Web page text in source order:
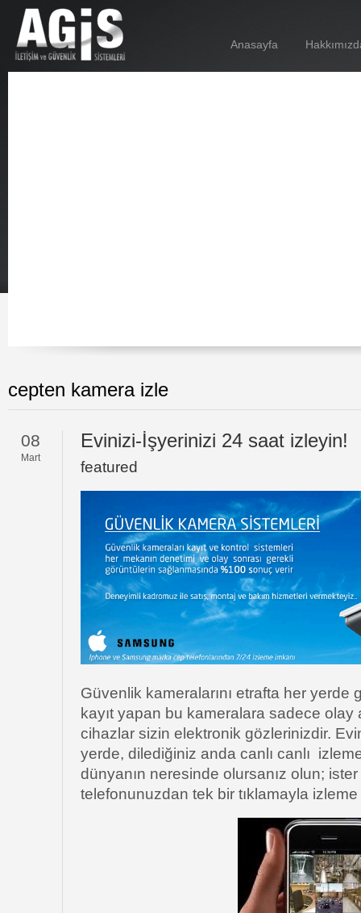
Anasayfa
cepten kamera izle
08
Mart
Evinizi-İşyerinizi 24 saat izleyin!
featured
Güvenlik kameralarını etrafta her
kayıt yapan bu kameralara sadece
cihazlar sizin elektronik gözlerinizdir.
yerde, dilediğiniz anda canlı canlı
dünyanın neresinde olursanız olun;
telefonunuzdan tek bir tıklamayla